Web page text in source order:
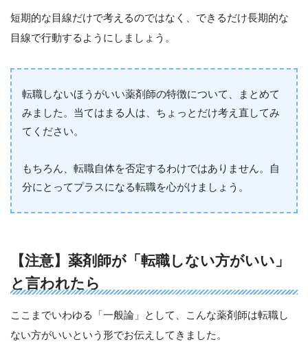
短期的な目線だけで考えるのではなく、できるだけ長期的な
目線で行動するようにしましょう。
転職しないほうがいい薬剤師の特徴について、まとめて
みました。当てはまる人は、ちょっとだけ考え直してみ
てください。
もちろん、転職自体を否定するわけではありません。自
分にとってプラスになる転職を心がけましょう。
【注意】薬剤師が「転職しない方がいい」
と言われたら
ここまでいわゆる「一般論」として、こんな薬剤師は転職し
ない方がいいという形でお伝えしてきました。